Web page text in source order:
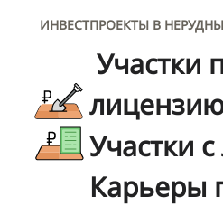
ИНВЕСТПРОЕКТЫ В
Участки
Участки
Карьеры